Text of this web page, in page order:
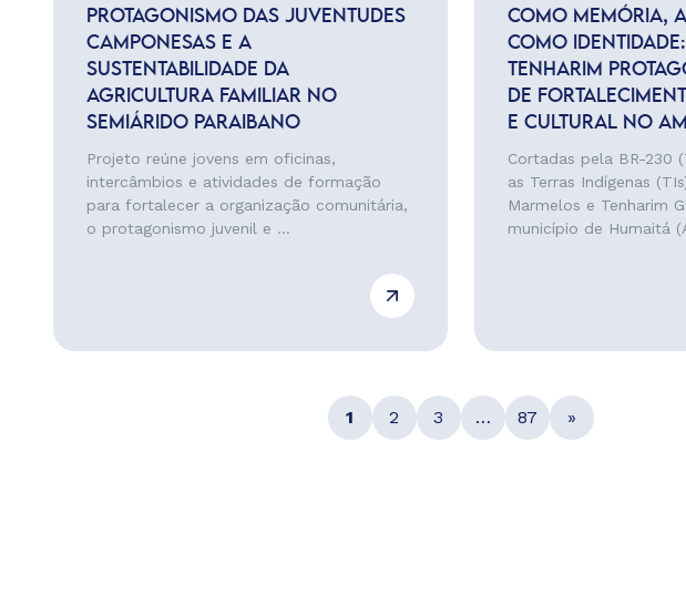
PROTAGONISMO DAS JUVENTUDES
CAMPONESAS E A
SUSTENTABILIDADE DA
AGRICULTURA FAMILIAR NO
SEMIÁRIDO PARAIBANO
Projeto reúne jovens em oficinas,
intercâmbios e atividades de formação
para fortalecer a organização comunitária,
o protagonismo juvenil e ...
COMO MEMÓRIA,
COMO
TENHARIM
DE
E CULTURAL NO
Cortadas pela BR-230
as Terras Indígenas
Marmelos e Tenharim
município de Humaitá
1 2 3 … 87 »